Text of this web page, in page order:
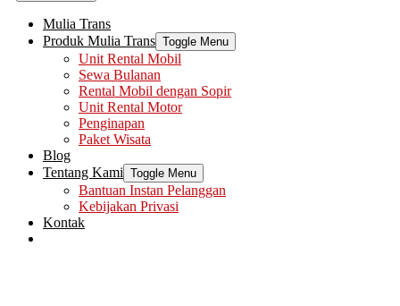
Mulia Trans
Produk Mulia Trans Toggle Menu
Unit Rental Mobil
Sewa Bulanan
Rental Mobil dengan Sopir
Unit Rental Motor
Penginapan
Paket Wisata
Blog
Tentang Kami Toggle Menu
Bantuan Instan Pelanggan
Kebijakan Privasi
Kontak